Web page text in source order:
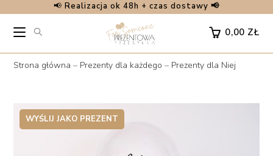
content
📢 Realizacja ok 48h + czas dostawy 📢
0,00 ZŁ
Strona główna – Prezenty dla każdego – Prezenty dla Niej
WYŚLIJ JAKO PREZENT